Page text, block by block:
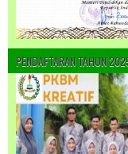
PENDAFTARAN TAHUN